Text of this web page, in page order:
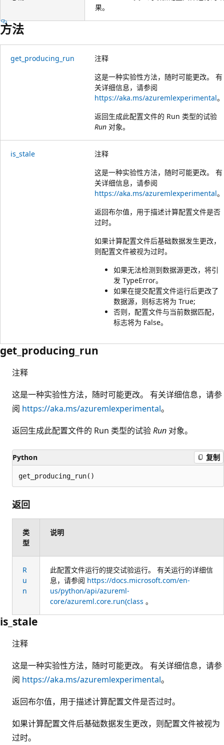
果。
方法
get_producing_run
注释
这是一种实验性方法，随时可能更改。 有
关详细信息，请参阅
https://aka.ms/azuremlexperimental。
返回生成此配置文件的 Run 类型的试验
Run 对象。
is_stale
注释
这是一种实验性方法，随时可能更改。 有
关详细信息，请参阅
https://aka.ms/azuremlexperimental。
返回布尔值，用于描述计算配置文件是否
过时。
如果计算配置文件后基础数据发生更改，
则配置文件被视为过时。
如果无法检测到数据源更改，将引
发 TypeError。
如果在提交配置文件运行后更改了
数据源，则标志将为 True;
否则，配置文件与当前数据匹配，
标志将为 False。
get_producing_run
注释
这是一种实验性方法，随时可能更改。 有关详细信息，请参
阅 https://aka.ms/azuremlexperimental。
返回生成此配置文件的 Run 类型的试验Run 对象。
Python 复制
get_producing_run()
返回
类
型
说明
R
u
n
此配置文件运行的提交试验运行。 有关运行的详细信
息，请参阅 https://docs.microsoft.com/en-
us/python/api/azureml-
core/azureml.core.run(class 。
is_stale
注释
这是一种实验性方法，随时可能更改。 有关详细信息，请参
阅 https://aka.ms/azuremlexperimental。
返回布尔值，用于描述计算配置文件是否过时。
如果计算配置文件后基础数据发生更改，则配置文件被视为
过时。